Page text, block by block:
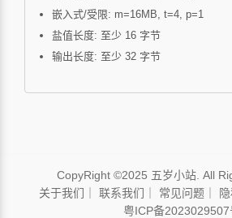
嵌入式/受限: m=16MB, t=4, p=1
盐值长度: 至少 16 字节
输出长度: 至少 32 字节
CopyRight ©2025 五岁小站. All
关于我们
联系我们 常见问题
粤ICP备2023029507